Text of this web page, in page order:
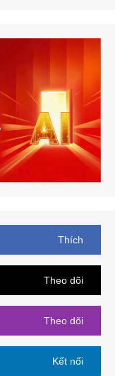
Thích
Theo dõi
Theo dõi
Kết nối